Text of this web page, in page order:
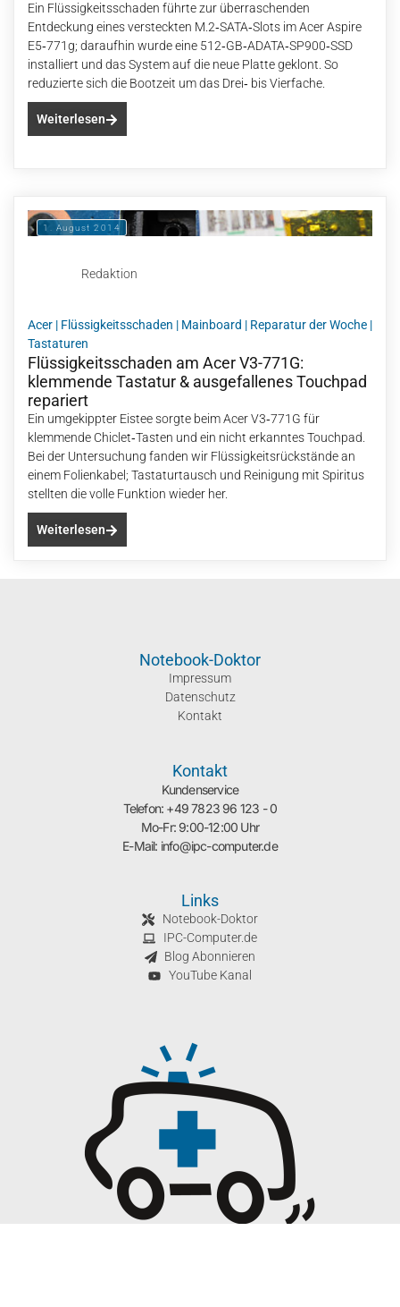
Ein Flüssigkeitsschaden führte zur überraschenden
Entdeckung eines versteckten M.2‑SATA‑Slots im Acer Aspire
E5‑771g; daraufhin wurde eine 512‑GB‑ADATA‑SP900‑SSD
installiert und das System auf die neue Platte geklont. So
reduzierte sich die Bootzeit um das Drei‑ bis Vierfache.
Weiterlesen
1. August 2014
Redaktion
Acer | Flüssigkeitsschaden | Mainboard | Reparatur der Woche |
Tastaturen
Flüssigkeitsschaden am Acer V3-771G:
klemmende Tastatur & ausgefallenes Touchpad
repariert
Ein umgekippter Eistee sorgte beim Acer V3‑771G für
klemmende Chiclet‑Tasten und ein nicht erkanntes Touchpad.
Bei der Untersuchung fanden wir Flüssigkeitsrückstände an
einem Folienkabel; Tastaturtausch und Reinigung mit Spiritus
stellten die volle Funktion wieder her.
Weiterlesen
Notebook-Doktor
Impressum
Datenschutz
Kontakt
Kontakt
Kundenservice
Telefon: +49 7823 96 123 - 0
Mo-Fr: 9:00-12:00 Uhr
E-Mail: info@ipc-computer.de
Links
Notebook-Doktor
IPC-Computer.de
Blog Abonnieren
YouTube Kanal